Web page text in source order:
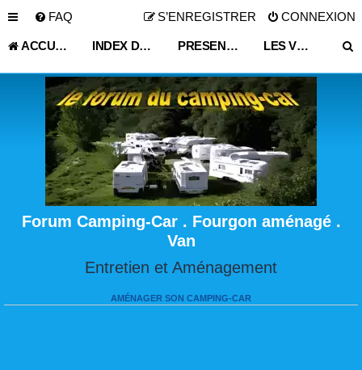
FAQ CONNEXION
S’ENREGISTRER
ACCUEIL INDEX DU FORUM PRESENTATION SI VOUS LE SOUHAITEZ LES VOYAGEURS
Forum Camping-Car . Fourgon aménagé .
Van
Entretien et Aménagement
AMÉNAGER SON CAMPING-CAR